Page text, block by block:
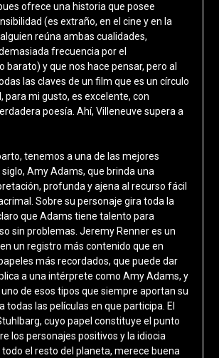
ofrece una historia que posee
(es extraño, en el cine y en la
reúna ambas cualidades,
frecuencia por el
barato) y que nos hace pensar, pero al
las claves de un film que es un círculo
para mi gusto, es excelente, con
poesía. Ahí, Villeneuve supera a
tenemos a una de las mejores
Amy Adams, que brinda una
profunda y ajena al recurso fácil
Sobre su personaje gira toda la
que Adams tiene talento para
sin problemas. Jeremy Renner es un
un registro más contenido que en
más recordados, que puede dar
a una intérprete como Amy Adams, y
de esos tipos que siempre aportan su
todas las películas en que participa. El
cuyo papel constituye el punto
los personajes positivos y la idiocia
el resto del planeta, merece buena